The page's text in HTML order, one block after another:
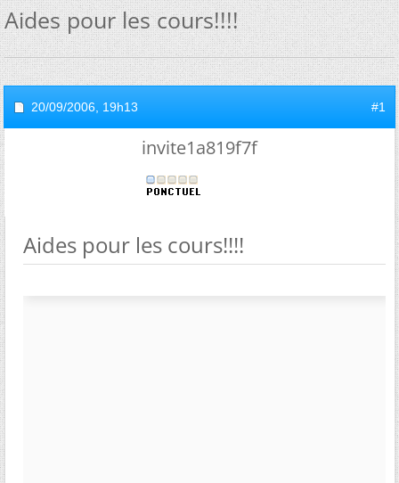
Aides pour les cours!!!!
20/09/2006, 19h13 #1
invite1a819f7f
Aides pour les cours!!!!